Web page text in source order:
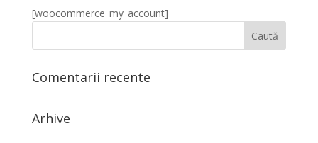
[woocommerce_my_account]
Comentarii recente
Arhive